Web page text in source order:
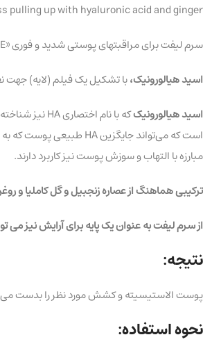
pulling up with hyaluronic acid and ginger
سرم لیفت برای مراقبتهای پوستی شدید و فوری «AMBULANCE» طراحی شده است. در نتیجه استفاده از این سرم چهره ای زیبا و شاداب خواهید داشت.
اسید هیالورونیک،با تشکیل یک فیلم (لایه)
اسید هیالورونیک
مبارزه با التهاب و سوزش پوست نیز کاربرد دارند.
ترکیبی هماهنگ از عصاره زنجبیل و گل کاملیا و
از سرم لیفت به عنوان یک پایه برای آرایش نیز می
نتیجه:
پوست الاستیسیته و کشش مورد نظر را بدست
نحوه استفاده: